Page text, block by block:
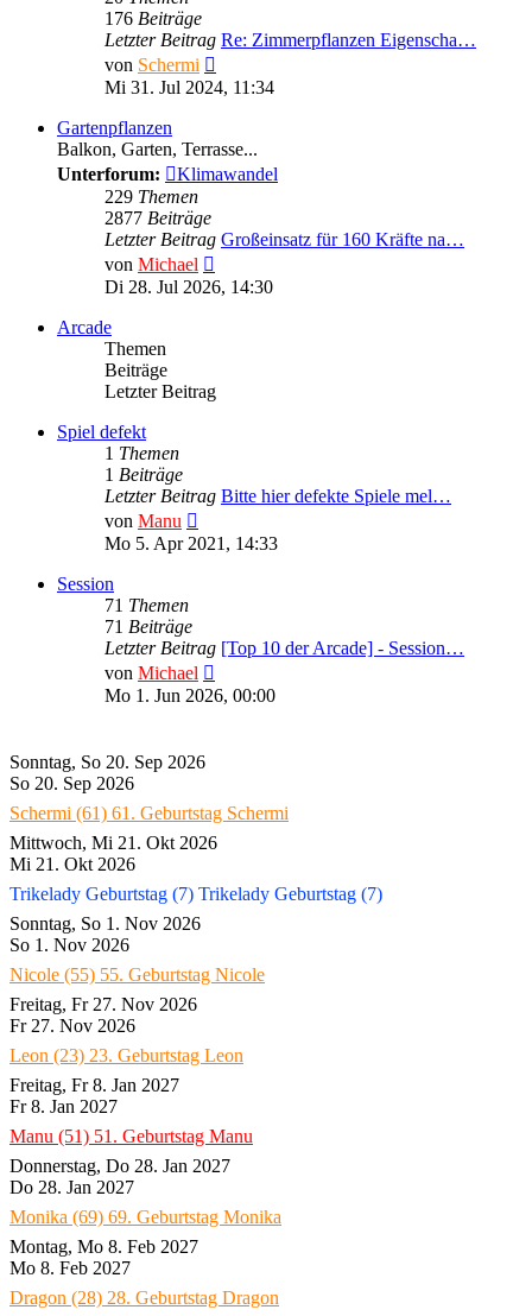
176 Beiträge
Letzter Beitrag Re: Zimmerpflanzen Eigenscha…
von Schermi
Beitrag
Mi 31. Jul 2024, 11:34
Gartenpflanzen
Balkon, Garten, Terrasse...
Unterforum:
Klimawandel
229 Themen
2877 Beiträge
Letzter Beitrag Großeinsatz für 160 Kräfte na…
von Michael
Beitrag
Di 28. Jul 2026, 14:30
Arcade
Themen
Beiträge
Letzter Beitrag
Spiel defekt
1 Themen
1 Beiträge
Letzter Beitrag Bitte hier defekte Spiele mel…
von Manu
Beitrag
Mo 5. Apr 2021, 14:33
Session
71 Themen
71 Beiträge
Letzter Beitrag [Top 10 der Arcade] - Session…
von Michael
Beitrag
Mo 1. Jun 2026, 00:00
Sonntag, So 20. Sep 2026
So 20. Sep 2026
Schermi (61) 61. Geburtstag Schermi
Mittwoch, Mi 21. Okt 2026
Mi 21. Okt 2026
Trikelady Geburtstag (7) Trikelady Geburtstag (7)
Sonntag, So 1. Nov 2026
So 1. Nov 2026
Nicole (55) 55. Geburtstag Nicole
Freitag, Fr 27. Nov 2026
Fr 27. Nov 2026
Leon (23) 23. Geburtstag Leon
Freitag, Fr 8. Jan 2027
Fr 8. Jan 2027
Manu (51) 51. Geburtstag Manu
Donnerstag, Do 28. Jan 2027
Do 28. Jan 2027
Monika (69) 69. Geburtstag Monika
Montag, Mo 8. Feb 2027
Mo 8. Feb 2027
Dragon (28) 28. Geburtstag Dragon